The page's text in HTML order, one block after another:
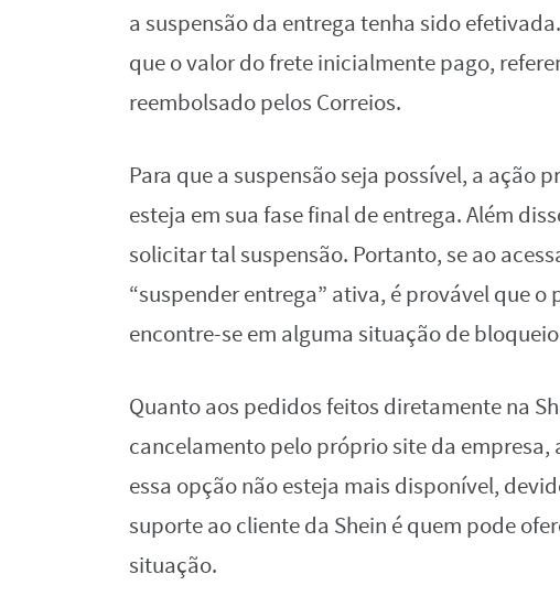
a suspensão da entrega tenha sido
que o valor do frete inicialmente pago,
reembolsado pelos Correios.
Para que a suspensão seja possível, a ação
esteja em sua fase final de entrega. Além
solicitar tal suspensão. Portanto, se ao
“suspender entrega” ativa, é provável que
encontre-se em alguma situação de
Quanto aos pedidos feitos diretamente na
cancelamento pelo próprio site da
essa opção não esteja mais disponível,
suporte ao cliente da Shein é quem pode
situação.